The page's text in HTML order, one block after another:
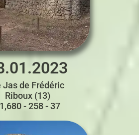
Jas de Frédéric
Riboux (13)
- 258 - 37